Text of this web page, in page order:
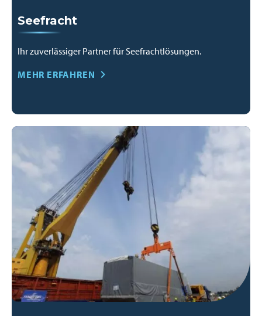
Seefracht
Ihr zuverlässiger Partner für Seefrachtlösungen.
MEHR ERFAHREN